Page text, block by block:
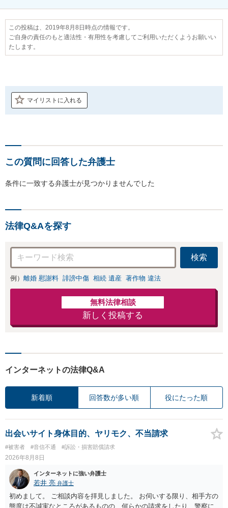
この投稿は、2019年8月8日時点の情報です。
ご自身の責任のもと適法性・有用性を考慮してご利用いただくようお願いい
たします。
マイリストに入れる
この質問に回答した弁護士
条件に一致する弁護士が見つかりませんでした
法律Q&Aを探す
検索
例） 離婚 慰謝料 誹謗中傷 相続 遺産 著作物 違法
無料法律相談
新しく投稿する
インターネットの法律Q&A
新着順 回答数が多い順 役にたった順
出会いサイト身体目的、ヤリモク、不当請求
#被害者 #音信不通 #訴訟・損害賠償請求
2026年8月8日
インターネットに強い弁護士
若井 亮 弁護士
初めまして。 ご相談内容を拝見しました。 お伺いする限り、相手方の
態度は不誠実なところがあるものの、何らかの請求をしたり、警察に